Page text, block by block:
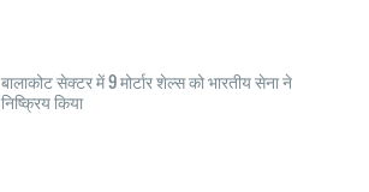
बालाकोट सेक्टर में 9 मोर्टार शेल्स को भारतीय सेना ने
निष्क्रिय किया